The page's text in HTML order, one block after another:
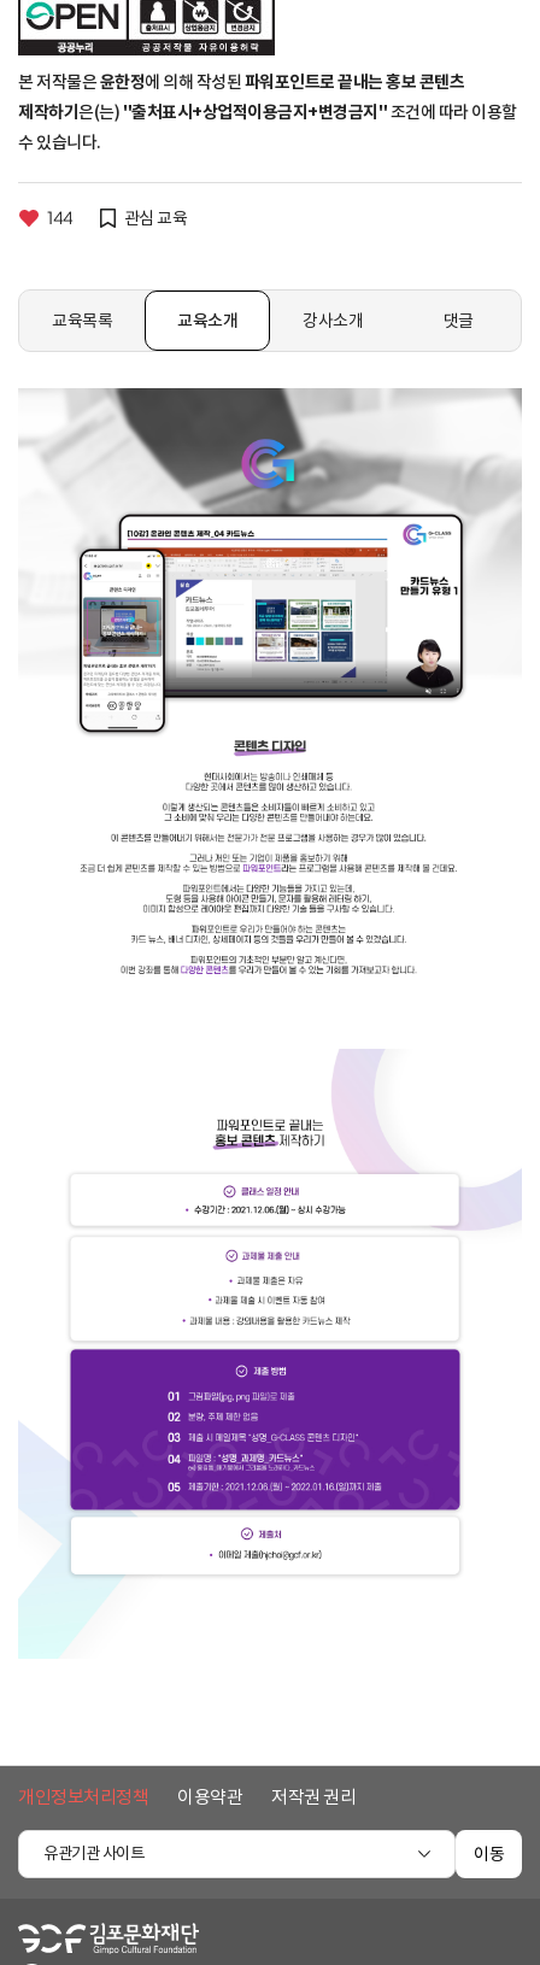
본 저작물은윤한정에 의해 작성된파워포인트로 끝내는 홍보 콘텐츠
제작하기 은(는) "출처표시+상업적이용금지+변경금지"조건에 따라 이용할
수 있습니다.
144 관심 교육
교육목록 교육소개 강사소개 댓글
개인정보처리정책 이용약관 저작권 권리
유관기관 사이트 이동